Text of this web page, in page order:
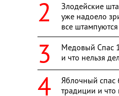
Злодейские
уже надоело
все
Медовый Спас
и что нельзя
Яблочный спас
традиции и что